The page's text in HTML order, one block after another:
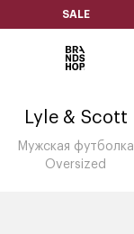
SALE
Lyle & Scott
Мужская футболка
Oversized